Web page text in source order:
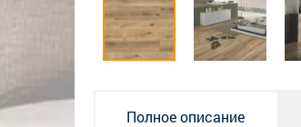
Полное описание